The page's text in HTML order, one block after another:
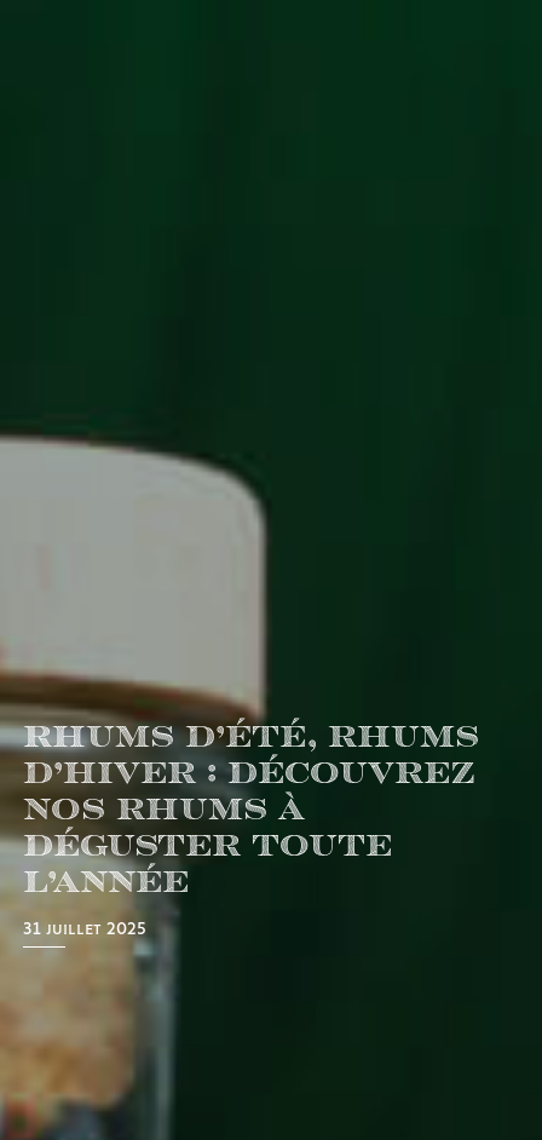
Rhums d’été, rhums
d’hiver : découvrez
nos rhums à
déguster toute
l’année
31 juillet 2025